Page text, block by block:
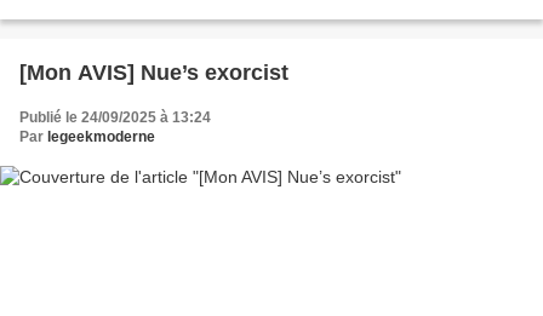
[Mon AVIS] Nue’s exorcist
Publié le 24/09/2025 à 13:24
Par legeekmoderne